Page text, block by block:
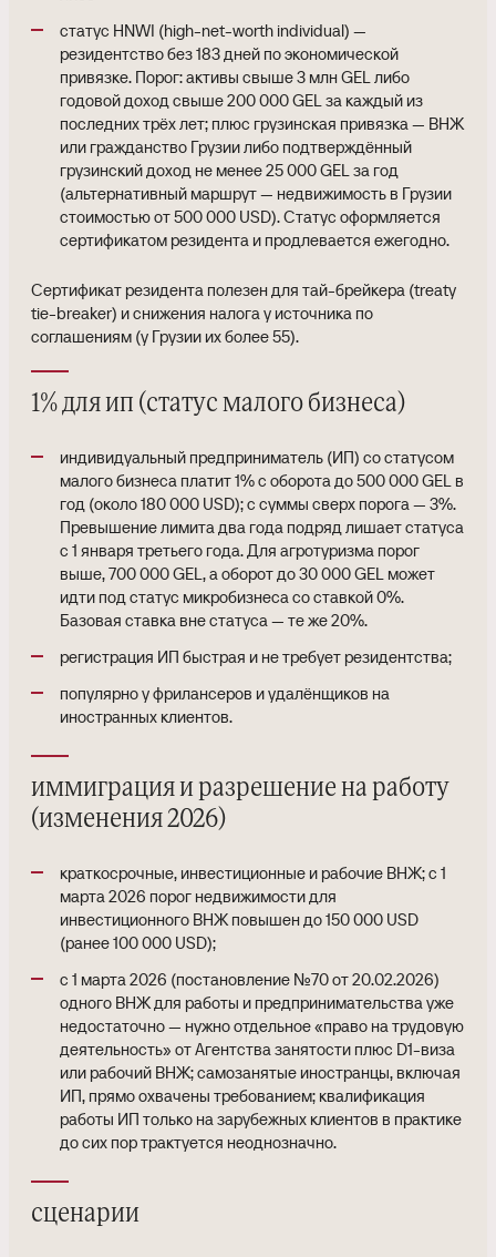
статус HNWI (high-net-worth individual) —
резидентство без 183 дней по экономической
привязке. Порог: активы свыше 3 млн GEL либо
годовой доход свыше 200 000 GEL за каждый из
последних трёх лет; плюс грузинская привязка — ВНЖ
или гражданство Грузии либо подтверждённый
грузинский доход не менее 25 000 GEL за год
(альтернативный маршрут — недвижимость в Грузии
стоимостью от 500 000 USD). Статус оформляется
сертификатом резидента и продлевается ежегодно.
Сертификат резидента полезен для тай-брейкера (treaty
tie-breaker) и снижения налога у источника по
соглашениям (у Грузии их более 55).
1% для ип (статус малого бизнеса)
индивидуальный предприниматель (ИП) со статусом
малого бизнеса платит 1% с оборота до 500 000 GEL в
год (около 180 000 USD); с суммы сверх порога — 3%.
Превышение лимита два года подряд лишает статуса
с 1 января третьего года. Для агротуризма порог
выше, 700 000 GEL, а оборот до 30 000 GEL может
идти под статус микробизнеса со ставкой 0%.
Базовая ставка вне статуса — те же 20%.
регистрация ИП быстрая и не требует резидентства;
популярно у фрилансеров и удалёнщиков на
иностранных клиентов.
иммиграция и разрешение на работу
(изменения 2026)
краткосрочные, инвестиционные и рабочие ВНЖ; с 1
марта 2026 порог недвижимости для
инвестиционного ВНЖ повышен до 150 000 USD
(ранее 100 000 USD);
с 1 марта 2026 (постановление №70 от 20.02.2026)
одного ВНЖ для работы и предпринимательства уже
недостаточно — нужно отдельное «право на трудовую
деятельность» от Агентства занятости плюс D1-виза
или рабочий ВНЖ; самозанятые иностранцы, включая
ИП, прямо охвачены требованием; квалификация
работы ИП только на зарубежных клиентов в практике
до сих пор трактуется неоднозначно.
сценарии